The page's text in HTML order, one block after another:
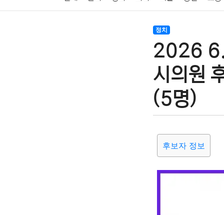
결혼 육아
기술 종교 사회
정치
2026
시의원
(5명)
후보자 정보